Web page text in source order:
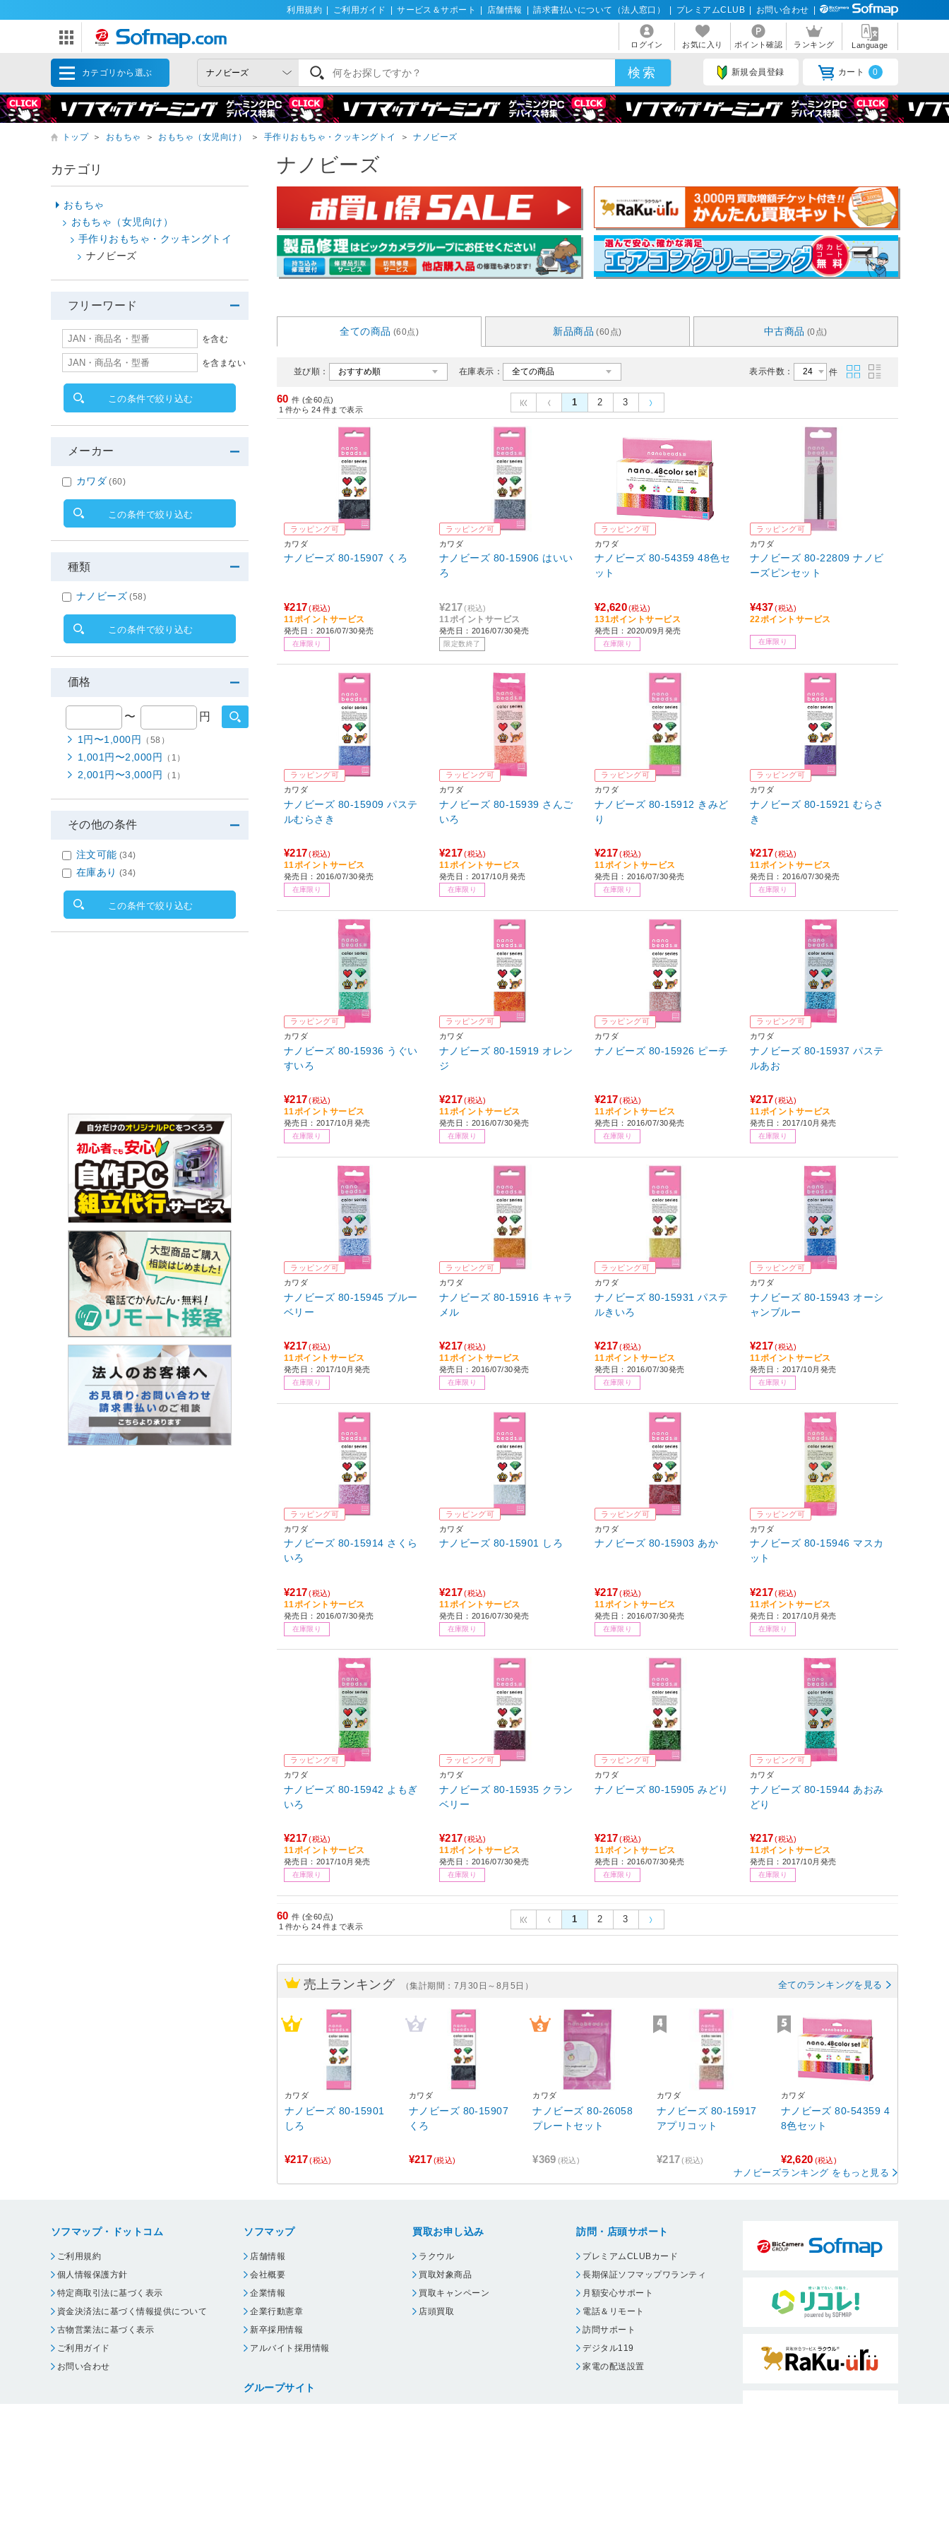
利用規約 ご利用ガイド サービス＆サポート 店舗情報 請求書払いについて（法人窓口） プレミアムCLUB お問い合わせ
ログイン お気に入り ポイント確認 ランキング Language
カテゴリから選ぶ 新規会員登録 カート 0
トップ ＞ おもちゃ ＞ おもちゃ（女児向け） ＞ 手作りおもちゃ・クッキングトイ ＞ ナノビーズ
ナノビーズ
全ての商品 (60点) 新品商品 (60点) 中古商品 (0点)
並び順： 在庫表示： 表示件数： 件
60 件 (全60点)
1 件から 24 件まで表示
1 2 3
ラッピング可
カワダ
ナノビーズ 80-15907 くろ
¥217 (税込)
11ポイントサービス
発売日：2016/07/30発売
在庫限り
ラッピング可
カワダ
ナノビーズ 80-15906 はいい
ろ
¥217 (税込)
11ポイントサービス
発売日：2016/07/30発売
限定数終了
ラッピング可
カワダ
ナノビーズ 80-54359 48色セ
ット
¥2,620(税込)
131ポイントサービス
発売日：2020/09月発売
在庫限り
ラッピング可
カワダ
ナノビーズ 80-22809 ナノビ
ーズピンセット
¥437 (税込)
22ポイントサービス
在庫限り
ラッピング可
カワダ
ナノビーズ 80-15909 パステ
ルむらさき
¥217 (税込)
11ポイントサービス
発売日：2016/07/30発売
在庫限り
ラッピング可
カワダ
ナノビーズ 80-15939 さんご
いろ
¥217 (税込)
11ポイントサービス
発売日：2017/10月発売
在庫限り
ラッピング可
カワダ
ナノビーズ 80-15912 きみど
り
¥217 (税込)
11ポイントサービス
発売日：2016/07/30発売
在庫限り
ラッピング可
カワダ
ナノビーズ 80-15921 むらさ
き
¥217 (税込)
11ポイントサービス
発売日：2016/07/30発売
在庫限り
ラッピング可
カワダ
ナノビーズ 80-15936 うぐい
すいろ
¥217 (税込)
11ポイントサービス
発売日：2017/10月発売
在庫限り
ラッピング可
カワダ
ナノビーズ 80-15919 オレン
ジ
¥217 (税込)
11ポイントサービス
発売日：2016/07/30発売
在庫限り
ラッピング可
カワダ
ナノビーズ 80-15926 ピーチ
¥217 (税込)
11ポイントサービス
発売日：2016/07/30発売
在庫限り
ラッピング可
カワダ
ナノビーズ 80-15937 パステ
ルあお
¥217 (税込)
11ポイントサービス
発売日：2017/10月発売
在庫限り
ラッピング可
カワダ
ナノビーズ 80-15945 ブルー
ベリー
¥217 (税込)
11ポイントサービス
発売日：2017/10月発売
在庫限り
ラッピング可
カワダ
ナノビーズ 80-15916 キャラ
メル
¥217 (税込)
11ポイントサービス
発売日：2016/07/30発売
在庫限り
ラッピング可
カワダ
ナノビーズ 80-15931 パステ
ルきいろ
¥217 (税込)
11ポイントサービス
発売日：2016/07/30発売
在庫限り
ラッピング可
カワダ
ナノビーズ 80-15943 オーシ
ャンブルー
¥217 (税込)
11ポイントサービス
発売日：2017/10月発売
在庫限り
ラッピング可
カワダ
ナノビーズ 80-15914 さくら
いろ
¥217 (税込)
11ポイントサービス
発売日：2016/07/30発売
在庫限り
ラッピング可
カワダ
ナノビーズ 80-15901 しろ
¥217 (税込)
11ポイントサービス
発売日：2016/07/30発売
在庫限り
ラッピング可
カワダ
ナノビーズ 80-15903 あか
¥217 (税込)
11ポイントサービス
発売日：2016/07/30発売
在庫限り
ラッピング可
カワダ
ナノビーズ 80-15946 マスカ
ット
¥217 (税込)
11ポイントサービス
発売日：2017/10月発売
在庫限り
ラッピング可
カワダ
ナノビーズ 80-15942 よもぎ
いろ
¥217 (税込)
11ポイントサービス
発売日：2017/10月発売
在庫限り
ラッピング可
カワダ
ナノビーズ 80-15935 クラン
ベリー
¥217 (税込)
11ポイントサービス
発売日：2016/07/30発売
在庫限り
ラッピング可
カワダ
ナノビーズ 80-15905 みどり
¥217 (税込)
11ポイントサービス
発売日：2016/07/30発売
在庫限り
ラッピング可
カワダ
ナノビーズ 80-15944 あおみ
どり
¥217 (税込)
11ポイントサービス
発売日：2017/10月発売
在庫限り
60 件 (全60点)
1 件から 24 件まで表示
1 2 3
売上ランキング （集計期間：7月30日～8月5日） 全てのランキングを見る
カワダ
ナノビーズ 80-15901
しろ
¥217 (税込)
カワダ
ナノビーズ 80-15907
くろ
¥217(税込)
カワダ
ナノビーズ 80-26058
プレートセット
¥369 (税込)
カワダ
ナノビーズ 80-15917
アプリコット
¥217(税込)
カワダ
ナノビーズ 80-54359 4
8色セット
¥2,620 (税込)
ナノビーズランキング をもっと見る
カテゴリ
おもちゃ
おもちゃ（女児向け）
手作りおもちゃ・クッキングトイ
ナノビーズ
フリーワード
を含む
を含まない
この条件で絞り込む
メーカー
カワダ (60)
この条件で絞り込む
種類
ナノビーズ (58)
この条件で絞り込む
価格
〜 円
1円〜1,000円 （58）
1,001円〜2,000円 （1）
2,001円〜3,000円 （1）
その他の条件
注文可能 (34)
在庫あり (34)
この条件で絞り込む
ソフマップ・ドットコム
ご利用規約
個人情報保護方針
特定商取引法に基づく表示
資金決済法に基づく情報提供について
古物営業法に基づく表示
ご利用ガイド
お問い合わせ
ソフマップ
店舗情報
会社概要
企業情報
企業行動憲章
新卒採用情報
アルバイト採用情報
グループサイト
買取お申し込み
ラクウル
買取対象商品
買取キャンペーン
店頭買取
訪問・店頭サポート
プレミアムCLUBカード
長期保証ソフマップワランティ
月額安心サポート
電話＆リモート
訪問サポート
デジタル119
家電の配送設置